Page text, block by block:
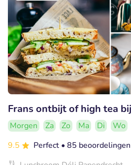
Frans ontbijt of high tea
Morgen Za Zo Ma Di
Wo
9.5
Perfect • 85 beoordelingen